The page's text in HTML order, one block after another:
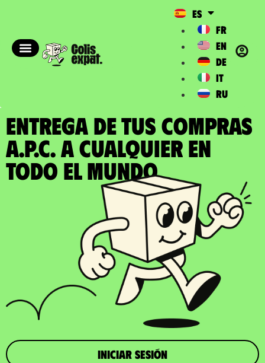
ES
FR
EN
DE
IT
RU
ENTREGA DE TUS COMPRAS
A.P.C. a cualquier en
todo el Mundo
iniciar sesión